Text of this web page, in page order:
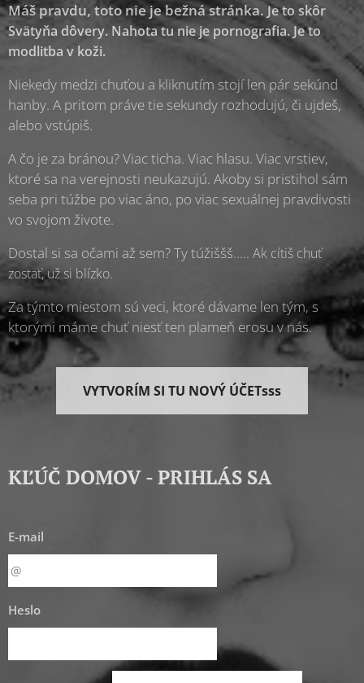
Máš pravdu, toto nie je bežná stránka. Je to skôr
Svätyňa dôvery. Nahota tu nie je pornografia. Je to
modlitba v koži.
Niekedy medzi chuťou a kliknutím stojí len pár sekúnd
hanby. A pritom práve tie sekundy rozhodujú, či ujdeš,
alebo vstúpiš.
A čo je za bránou? Viac ticha. Viac hlasu. Viac vrstiev,
ktoré sa na verejnosti neukazujú. Akoby si pristihol sám
seba pri túžbe po viac áno, po viac sexuálnej pravdivosti
vo svojom živote.
Dostal si sa očami až sem? Ty túžiššš..... Ak cítiš chuť
zostať, už si blízko.
Za týmto miestom sú veci, ktoré dávame len tým, s
ktorými máme chuť niesť ten plameň erosu v nás.
VYTVORÍM SI TU NOVÝ ÚČETsss
KĽÚČ DOMOV - PRIHLÁS SA
E-mail
Heslo